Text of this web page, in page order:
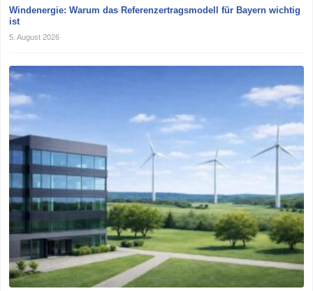
Windenergie: Warum das Referenzertragsmodell für Bayern wichtig
ist
5. August 2026